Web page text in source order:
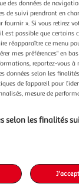
des données de
de suivi prendront en
». Si vous retirez
est possible que certains
réapparaître ce menu
mes préférences" en bas
reportez-vous à
données selon les
de l’appareil pour
mesure de
selon les finalités